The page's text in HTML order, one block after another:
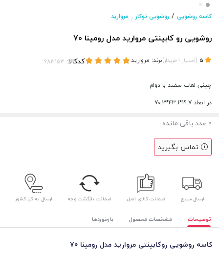
کاسه روشویی / روشویی توکار / مروارید
روشویی رو کابینتی مروارید مدل رومینا 70
(امتیاز 1خریدار)برند: مروارید کدکالا:
چینی لعاب سفید با دوام
در ابعاد 19.7*43.1*70.3
0 عدد باقی مانده
تماس بگیرید
ارسال سریع ضمانت کالای اصل ضمانت بازگشت وجه ارسال به کل کشور
توضیحات مشخصات محصول بازخوردها
کاسه روشویی روکابینتی مروارید مدل رومینا 70